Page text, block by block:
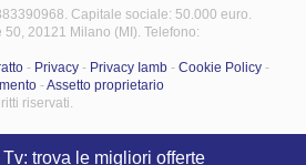
Capitale sociale: 50.000 euro.
20121 Milano (MI). Telefono:
- Privacy - Privacy Iamb - Cookie Policy -
-Assetto proprietario
riservati.
trova le migliori offerte